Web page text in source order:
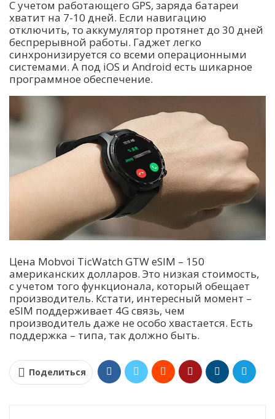
С учетом работающего GPS, заряда батареи
хватит на 7-10 дней. Если навигацию
отключить, то аккумулятор протянет до 30 дней
беспрерывной работы. Гаджет легко
синхронизируется со всеми операционными
системами. А под iOS и Android есть шикарное
программное обеспечение.
Цена Mobvoi TicWatch GTW eSIM – 150
американских долларов. Это низкая стоимость,
с учетом того функционала, который обещает
производитель. Кстати, интересный момент –
eSIM поддерживает 4G связь, чем
производитель даже не особо хвастается. Есть
поддержка – типа, так должно быть.
Поделиться